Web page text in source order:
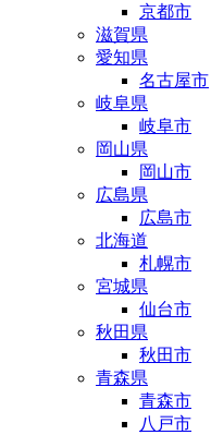
京都市
滋賀県
愛知県
名古屋市
岐阜県
岐阜市
岡山県
岡山市
広島県
広島市
北海道
札幌市
宮城県
仙台市
秋田県
秋田市
青森県
青森市
八戸市